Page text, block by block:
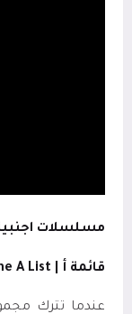
مسلسلات
قائمة أ | A List
عندما تترك